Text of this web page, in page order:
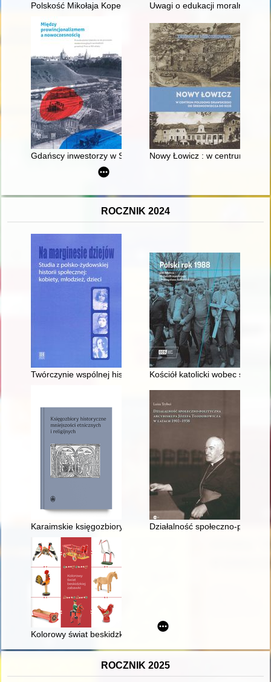
Polskość Mikołaja Kopernika z rodu ŚlązakaUwagi o edukacji moralnej
Gdańscy inwestorzy w Sopocie : prestiż finansowy i
Nowy Łowicz : w centrum
ROCZNIK 2024
Twórczynie wspólnej historii : kobiety z rodu Landych
Kościół katolicki wobec spraw
Karaimskie księgozbiory w zbiorach prywatnych i
Działalność społeczno-
Kolorowy świat beskidzkiej zabawki
ROCZNIK 2025